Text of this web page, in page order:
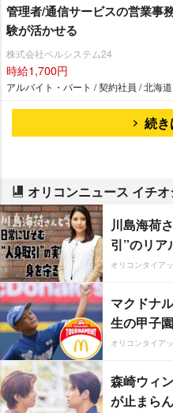
管理者/通信サービスの営業事
験が活かせる
株式会社ベルシステム24
時給1,700円
アルバイト・パート / 契約社員 / 北海道
続き
オリコンニュース イチ
川島海荷
引”のリア
オリコンタイア
マクドナ
生の甲子園
オリコンタイア
森崎ウィ
が止まらん